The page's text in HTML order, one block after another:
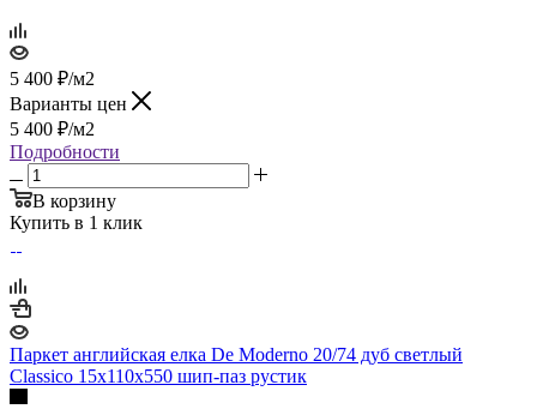
5 400 ₽/м2
Варианты цен
5 400 ₽/м2
Подробности
В корзину
Купить в 1 клик
Паркет английская елка De Moderno 20/74 дуб светлый
Classico 15х110х550 шип-паз рустик